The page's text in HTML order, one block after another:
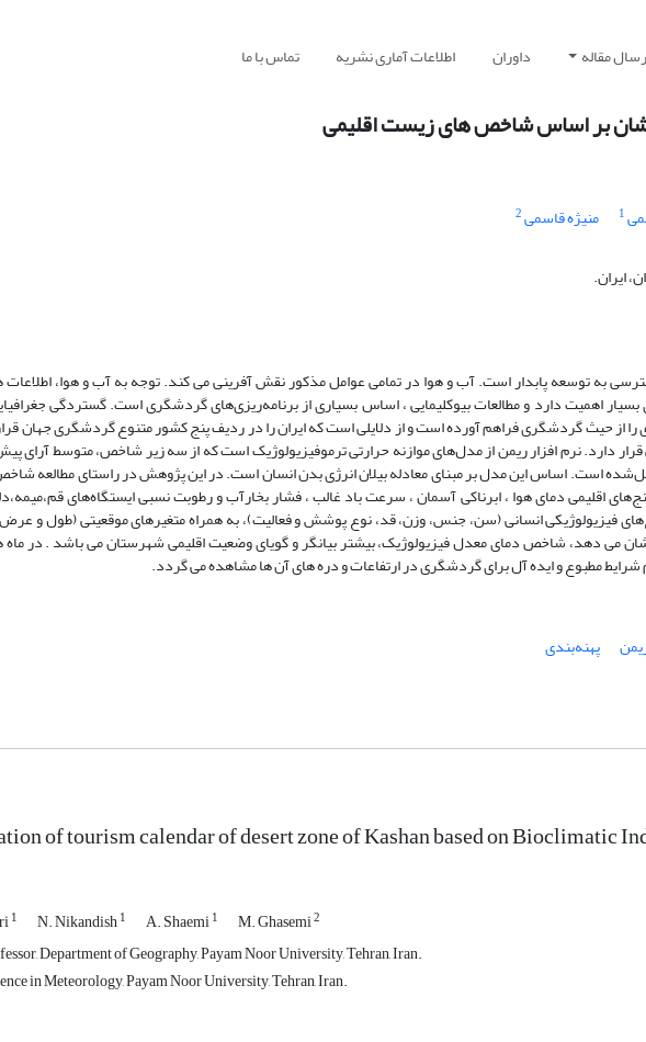
مقاله داوران اطلاعات آماری نشریه تماس با ما
بر اساس شاخص های زیست اقلیمی
1 منیژه قاسمی2
ایران.
به توسعه پابدار است. آب و هوا در تمامی عوامل مذکور نقش آفرینی می کند. توجه به آب و هوا،
اهمیت دارد و مطالعات بیوکلیمایی ، اساس بسیاری از برنامه‌ریزی‌های گردشگری است. گستردگی
را از حیث گردشگری فراهم آورده است و از دلایلی است که ایران را در ردیف پنج کشور متنوع گردشگری جهان
دارد. نرم افزار ریمن از مدل‌های موازنه حرارتی ترموفیزیولوژیک است که از سه زیر شاخص، متوسط آرای
است. اساس این مدل بر مبنای معادله بیلان انرژی بدن انسان است. در این پژوهش در راستای مطالعه
اقلیمی دمای هوا ، ابرناکی آسمان ، سرعت باد غالب ، فشار بخارآب و رطوبت نسبی ایستگاه‌های
ساله (1996-2019) و فرا سنج‌های فیزیولوژیکی انسانی (سن، جنس، وزن، قد، نوع پوشش و فعالیت)، به همراه متغیرهای موقعیتی (طول و
نشان می دهد، شاخص دمای معدل فیزیولوژیک، بیشتر بیانگر و گویای وضعیت اقلیمی شهرستان می باشد . در
مطبوع و ایده آل برای گردشگری در ارتفاعات و دره های آن ها مشاهده می گردد.
پهنه‌بندی
of tourism calendar of desert zone of Kashan based on Bioclimatic
1 N. Nikandish1 A. Shaemi1 M. Ghasemi2
Department of Geography, Payam Noor University, Tehran, Iran.
in Meteorology, Payam Noor University, Tehran, Iran.